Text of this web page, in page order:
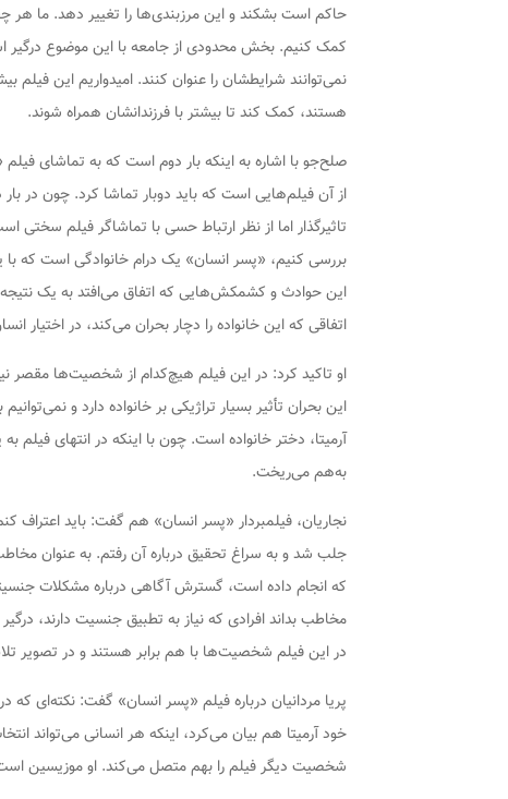
حاکم است بشکند و این مرزبندی‌ها را تغییر دهد. ما هر
کمک کنیم. بخش محدودی از جامعه با این موضوع درگیر
نمی‌توانند شرایطشان را عنوان کنند. امیدواریم این فیلم
هستند، کمک کند تا بیشتر با فرزندانشان همراه شوند.
صلح‌جو با اشاره به اینکه بار دوم است که به تماشای
از آن فیلم‌هایی است که باید دوبار تماشا کرد. چون در
تاثیرگذار اما از نظر ارتباط حسی با تماشاگر فیلم
بررسی کنیم، «پسر انسان» یک درام خانوادگی است که با
این حوادث و کشمکش‌هایی که اتفاق می‌افتد به یک نتیجه‌
اتفاقی که این خانواده را دچار بحران می‌کند، در اختیار
او تاکید کرد: در این فیلم هیچ‌کدام از شخصیت‌ها
این بحران تأثیر بسیار تراژیکی بر خانواده دارد و
آرمیتا، دختر خانواده است. چون با اینکه در انتهای
به‌هم می‌ریخت.
نجاریان، فیلمبردار «پسر انسان» هم گفت: باید
جلب شد و به سراغ تحقیق درباره آن رفتم. به عنوان
که انجام داده است، گسترش آگاهی درباره مشکلات
مخاطب بداند افرادی که نیاز به تطبیق جنسیت دارند،
در این فیلم شخصیت‌ها با هم برابر هستند و در
پریا مردانیان درباره فیلم «پسر انسان» گفت: نکته‌ای
خود آرمیتا هم بیان می‌کرد، اینکه هر انسانی می‌تواند
شخصیت دیگر فیلم را بهم متصل می‌کند. او موزیسین